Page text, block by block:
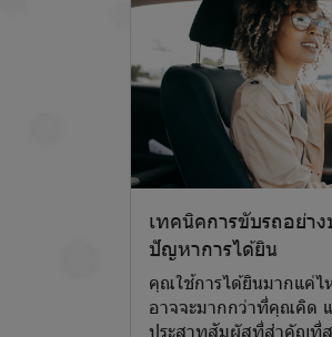
เทคนิคการขับรถอย่า
ปัญหาการได้ยิน
คุณใช้การได้ยินมากแค่
อาจจะมากกว่าที่คุณคิด
ประสาทสัมผัสที่สำคัญที่